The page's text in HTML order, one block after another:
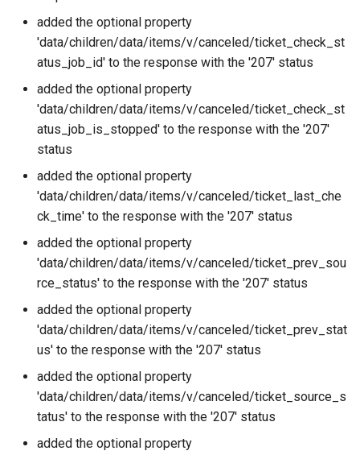
added the optional property
'data/children/data/items/v/canceled/ticket_check_st
atus_job_id' to the response with the '207' status
added the optional property
'data/children/data/items/v/canceled/ticket_check_st
atus_job_is_stopped' to the response with the '207'
status
added the optional property
'data/children/data/items/v/canceled/ticket_last_che
ck_time' to the response with the '207' status
added the optional property
'data/children/data/items/v/canceled/ticket_prev_sou
rce_status' to the response with the '207' status
added the optional property
'data/children/data/items/v/canceled/ticket_prev_stat
us' to the response with the '207' status
added the optional property
'data/children/data/items/v/canceled/ticket_source_s
tatus' to the response with the '207' status
added the optional property